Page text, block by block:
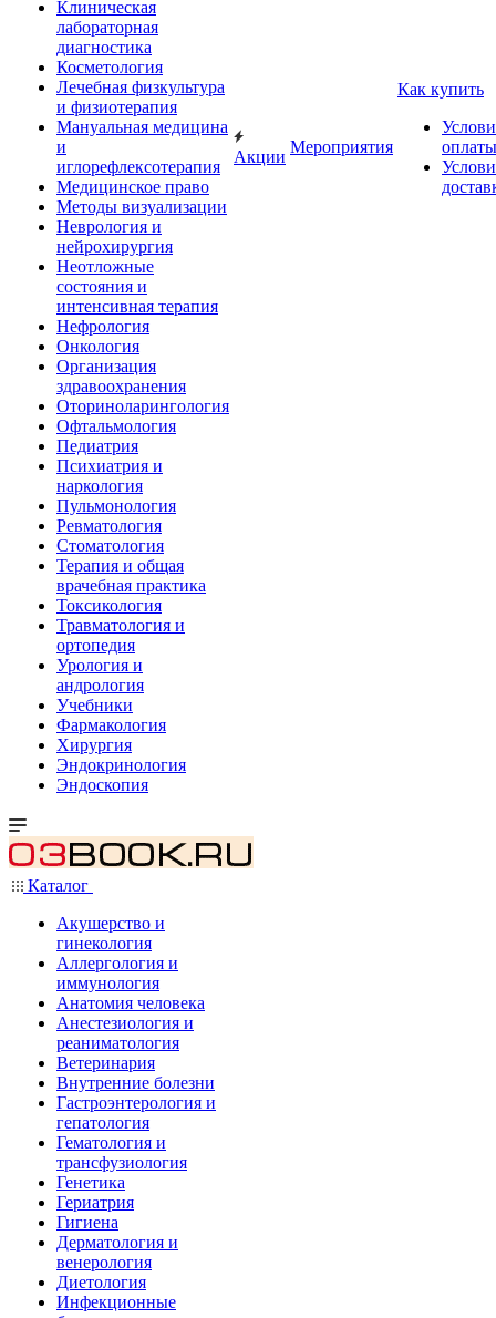
Клиническая
лабораторная
диагностика
Косметология
Лечебная физкультура
и физиотерапия
Мануальная медицина
и
иглорефлексотерапия
Медицинское право
Методы визуализации
Неврология и
нейрохирургия
Неотложные
состояния и
интенсивная терапия
Нефрология
Онкология
Организация
здравоохранения
Оториноларингология
Офтальмология
Педиатрия
Психиатрия и
наркология
Пульмонология
Ревматология
Стоматология
Терапия и общая
врачебная практика
Токсикология
Травматология и
ортопедия
Урология и
андрология
Учебники
Фармакология
Хирургия
Эндокринология
Эндоскопия
Акции
Мероприятия
Как купить
оплаты
Каталог
Акушерство и
гинекология
Аллергология и
иммунология
Анатомия человека
Анестезиология и
реаниматология
Ветеринария
Внутренние болезни
Гастроэнтерология и
гепатология
Гематология и
трансфузиология
Генетика
Гериатрия
Гигиена
Дерматология и
венерология
Диетология
Инфекционные